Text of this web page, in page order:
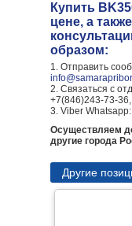
Купить
цене, а
образом:
1. Отправить
2. Связаться с
+7(846)243-73-
3. Viber
Осуществляем
другие города
Другие